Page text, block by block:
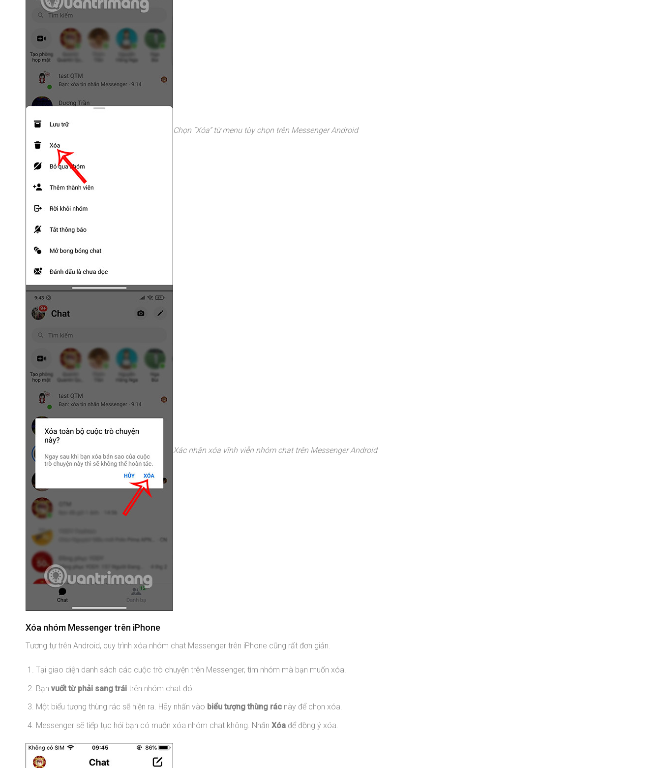
Chọn “Xóa” từ menu tùy chọn trên Messenger Android
Xác nhận xóa vĩnh viễn nhóm chat trên Messenger Android
Xóa nhóm Messenger trên iPhone
Tương tự trên Android, quy trình xóa nhóm chat Messenger trên iPhone cũng rất đơn giản.
Tại giao diện danh sách các cuộc trò chuyện trên Messenger, tìm nhóm mà bạn muốn xóa.
Bạn vuốt từ phải sang tráitrên nhóm chat đó.
Một biểu tượng thùng rác sẽ hiện ra. Hãy nhấn vào biểu tượng thùng rácnày để chọn xóa.
Messenger sẽ tiếp tục hỏi bạn có muốn xóa nhóm chat không. Nhấn Xóađể đồng ý xóa.